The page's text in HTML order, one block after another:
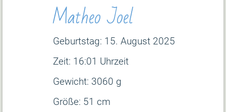
Matheo Joel
Geburtstag: 15. August 2025
Zeit: 16:01 Uhrzeit
Gewicht: 3060 g
Größe: 51 cm